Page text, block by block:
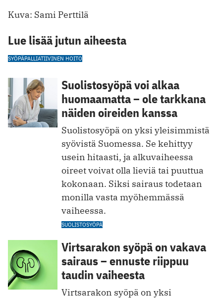
Kuva: Sami Perttilä
Lue lisää jutun aiheesta
SYÖPÄPALLIATIIVINEN HOITO
Suolistosyöpä voi alkaa
huomaamatta – ole tarkkana
näiden oireiden kanssa
Suolistosyöpä on yksi yleisimmistä
syövistä Suomessa. Se kehittyy
usein hitaasti, ja alkuvaiheessa
oireet voivat olla lieviä tai puuttua
kokonaan. Siksi sairaus todetaan
monilla vasta myöhemmässä
vaiheessa.
SUOLISTOSYÖPÄ
Virtsarakon syöpä on vakava
sairaus – ennuste riippuu
taudin vaiheesta
Virtsarakon syöpä on yksi